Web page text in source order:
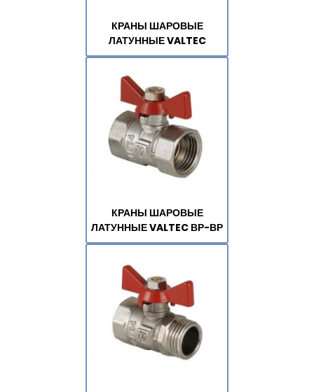
КРАНЫ ШАРОВЫЕ
ЛАТУННЫЕ VALTEC
КРАНЫ ШАРОВЫЕ
ЛАТУННЫЕ VALTEC ВР-ВР